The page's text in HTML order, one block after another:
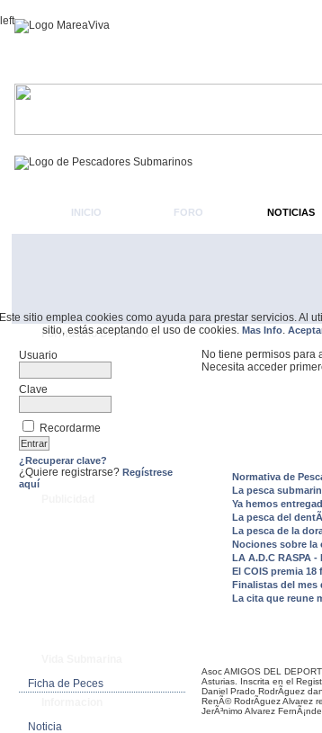
Este sitio emplea cookies como ayuda para prestar servicios. Al
sitio, estás aceptando el uso de cookies. Mas Info.
INICIO FORO NOTICIAS
Formulario De Acceso
Usuario
Clave
Recordarme
¿Recuperar clave?
¿Quiere registrarse? Regístrese
aquí
Ficha de Peces
Noticia
No tiene permisos para
Necesita acceder
Normativa de
La pesca
Ya hemos
La pesca del
La pesca de la
Nociones sobre la
LA A.D.C RASPA -
El COIS premia
Finalistas del mes
La cita que reune
Asoc AMIGOS DEL
Asturias. Inscrita en el
Daniel Prado RodrÃ­guez
RenÃ© RodrÃ­guez Alvarez
JerÃ³nimo Alvarez